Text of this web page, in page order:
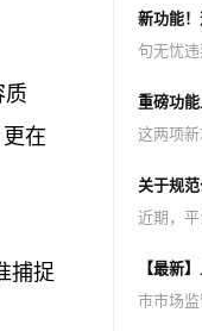
质
在
捕捉
新功能！
句无忧
以一键
情、火
重磅功
口，助
这两项
轻松应
关于规
广告收
近期，
义或不
卡片、
【最新
规指引
市市场